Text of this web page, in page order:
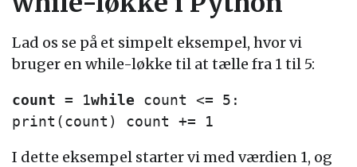
Lad os se på et simpelt eksempel, hvor vi
bruger en while-løkke til at tælle fra 1 til 5:
count = 1while count <= 5:
print(count) count += 1
I dette eksempel starter vi med værdien 1, og